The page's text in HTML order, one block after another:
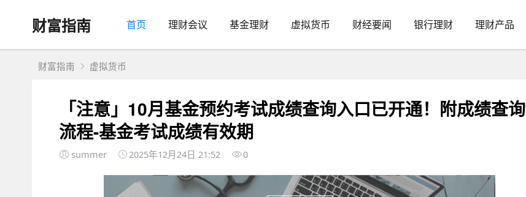
财富指南 首页 理财会议 基金理财 虚拟货币 财经要闻 银行理财 理财产品
财富指南 虚拟货币
「注意」10月基金预约考试成绩查询入口已开通！附成绩查询
流程-基金考试成绩有效期
summer 2025年12月24日 21:52 0